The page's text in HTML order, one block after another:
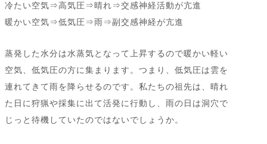
冷たい空気⇒高気圧⇒晴れ⇒交感神経活動が亢進
暖かい空気⇒低気圧⇒雨⇒副交感神経が亢進
蒸発した水分は水蒸気となって上昇するので暖かい軽い
空気、低気圧の方に集まります。つまり、低気圧は雲を
連れてきて雨を降らせるのです。私たちの祖先は、晴れ
た日に狩猟や採集に出て活発に行動し、雨の日は洞穴で
じっと待機していたのではないでしょうか。